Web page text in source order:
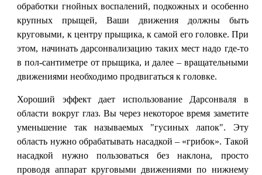
обработки гнойных воспалений, подкожных и особенно
крупных прыщей, Ваши движения должны быть
круговыми, к центру прыщика, к самой его головке. При
этом, начинать дарсонвализацию таких мест надо где-то
в пол-сантиметре от прыщика, и далее – вращательными
движениями необходимо продвигаться к головке.
Хороший эффект дает использование Дарсонваля в
области вокруг глаз. Вы через некоторое время заметите
уменьшение так называемых "гусиных лапок". Эту
область нужно обрабатывать насадкой – «грибок». Такой
насадкой нужно пользоваться без наклона, просто
проводя аппарат круговыми движениями по нижнему